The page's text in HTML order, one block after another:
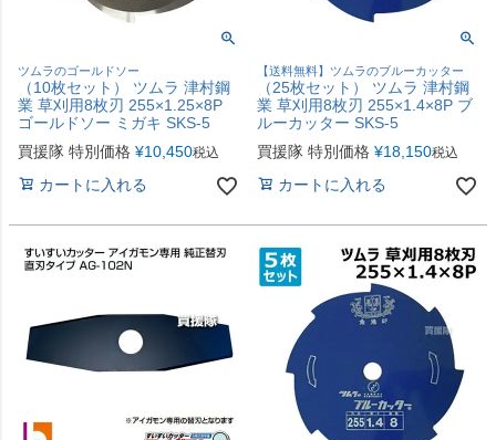
ツムラのゴールドソー
（10枚セット） ツムラ 津村鋼
業 草刈用8枚刃 255×1.25×8P
ゴールドソー ミガキ SKS-5
買援隊 特別価格 ¥10,450税込
カートに入れる
【送料無料】ツムラのブルーカッター
（25枚セット） ツムラ 津村鋼
業 草刈用8枚刃 255×1.4×8P ブ
ルーカッター SKS-5
買援隊 特別価格 ¥18,150税込
カートに入れる